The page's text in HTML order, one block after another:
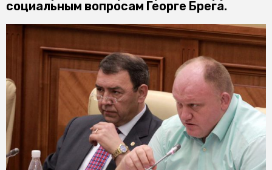
социальным вопросам Георге Брега.